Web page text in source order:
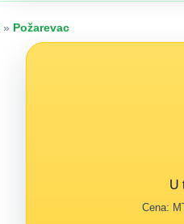
» Požarevac
U
Cena: